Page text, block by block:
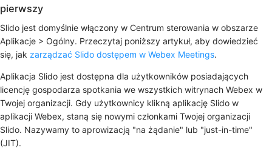
pierwszy
Slido jest domyślnie włączony w Centrum sterowania w obszarze
Aplikacje > Ogólny. Przeczytaj poniższy artykuł, aby dowiedzieć
się, jak zarządzać Slido dostępem w Webex Meetings.
Aplikacja Slido jest dostępna dla użytkowników posiadających
licencję gospodarza spotkania we wszystkich witrynach Webex w
Twojej organizacji. Gdy użytkownicy klikną aplikację Slido w
aplikacji Webex, staną się nowymi członkami Twojej organizacji
Slido. Nazywamy to aprowizacją "na żądanie" lub "just-in-time"
(JIT).